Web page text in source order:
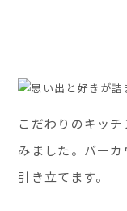
こだわりのキッ
みました。バー
引き立てます。